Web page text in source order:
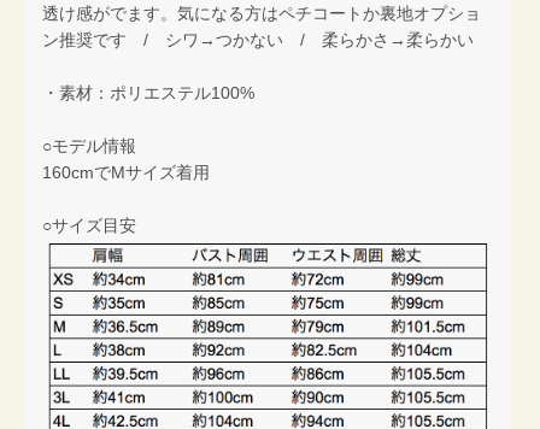
透け感がでます。気になる方はペチコートか裏地オプショ
ン推奨です / シワ→つかない / 柔らかさ→柔らかい
・素材：ポリエステル100%
○モデル情報
160cmでMサイズ着用
○サイズ目安